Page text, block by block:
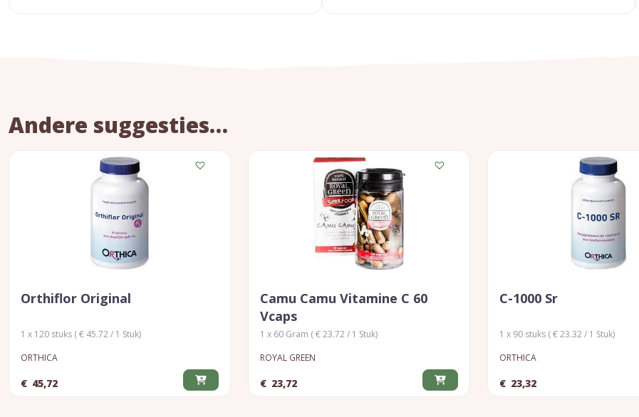
Andere suggesties…
Orthiflor Original
1 x 120 stuks ( € 45.72 / 1 Stuk)
ORTHICA
€ 45,72
Camu Camu Vitamine C 60
Vcaps
1 x 60 Gram ( € 23.72 / 1 Stuk)
ROYAL GREEN
€ 23,72
C-1000 Sr
1 x 90 stuks ( € 23.32 / 1 Stuk)
ORTHICA
€ 23,32